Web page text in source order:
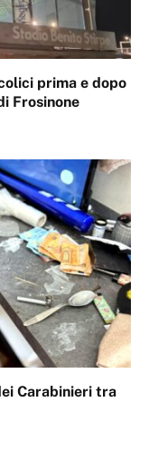
prima e dopo
Frosinone
Carabinieri tra